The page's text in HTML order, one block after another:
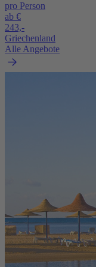
pro Person
ab €
243,-
Griechenland
Alle Angebote